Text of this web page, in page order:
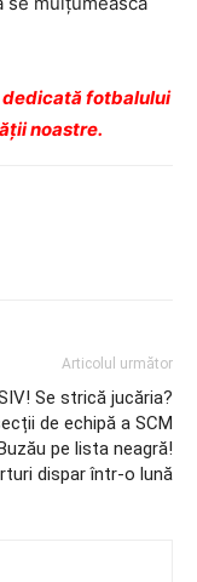
dedicată fotbalului
noastre.
Articolul următor
Se strică jucăria?
de echipă a SCM
pe lista neagră!
dispar într-o lună